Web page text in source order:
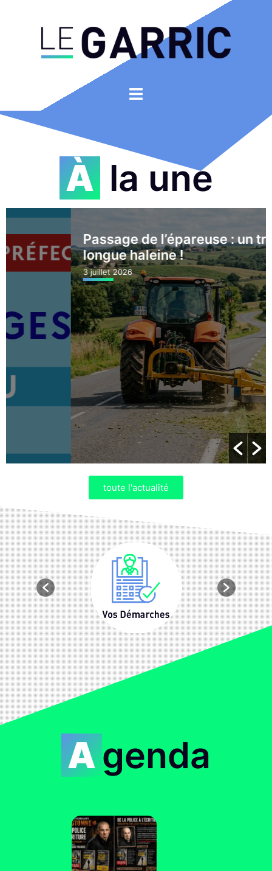
À la une
Passage de l’épareuse : un travail de
longue haleine !
3 juillet 2026
toute l'actualité
Agenda